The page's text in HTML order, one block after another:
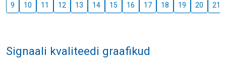
9 10 11 12 13 14 15 16 17 18 19 20 21
Signaali kvaliteedi graafikud